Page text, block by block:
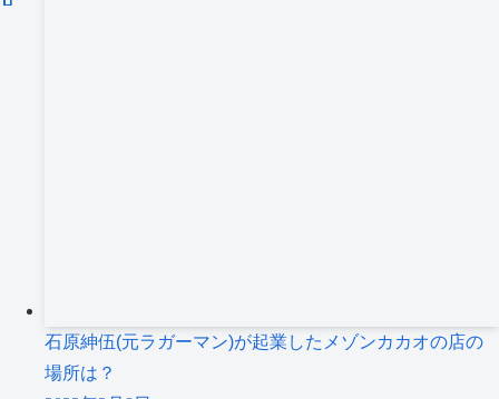
石原紳伍(元ラガーマン)が起業したメゾンカカオの店の
場所は？